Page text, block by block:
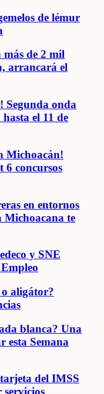
de lémur
más de 2 mil
arrancará el
Segunda onda
el 11 de
Michoacán!
6 concursos
en entornos
Michoacana te
y SNE
aligátor?
blanca? Una
esta Semana
del IMSS